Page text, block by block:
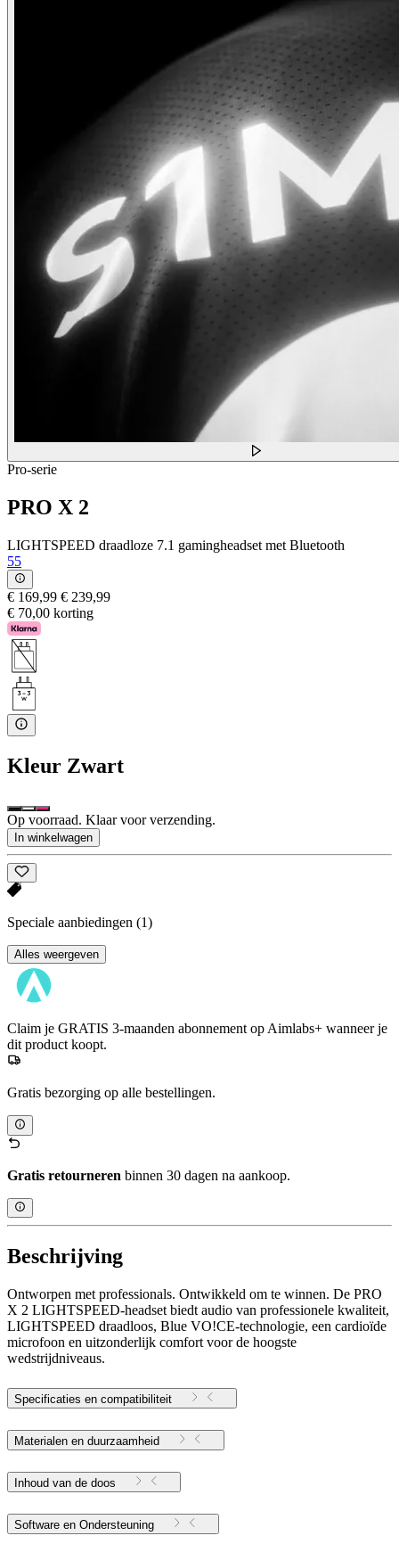
Pro-serie
PRO X 2
LIGHTSPEED draadloze 7.1 gamingheadset met Bluetooth
55
€ 169,99 € 239,99
€ 70,00 korting
Kleur Zwart
Op voorraad. Klaar voor verzending.
In winkelwagen
Speciale aanbiedingen (1)
Alles weergeven
Claim je GRATIS 3-maanden abonnement op Aimlabs+ wanneer je
dit product koopt.
Gratis bezorging op alle bestellingen.
Gratis retourneren binnen 30 dagen na aankoop.
Beschrijving
Ontworpen met professionals. Ontwikkeld om te winnen. De PRO
X 2 LIGHTSPEED-headset biedt audio van professionele kwaliteit,
LIGHTSPEED draadloos, Blue VO!CE-technologie, een cardioïde
microfoon en uitzonderlijk comfort voor de hoogste
wedstrijdniveaus.
Specificaties en compatibiliteit
Materialen en duurzaamheid
Inhoud van de doos
Software en Ondersteuning